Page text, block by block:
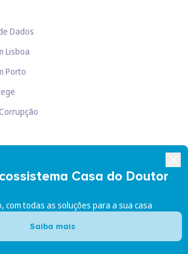
Casa do Doutor
com todas as soluções para a sua casa
Saiba mais
Dados
Lisboa
Porto